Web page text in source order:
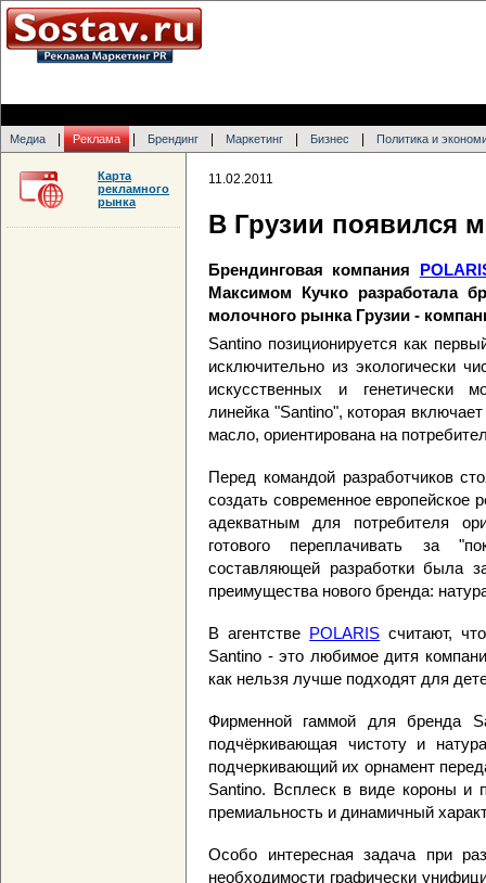
Медиа Реклама Брендинг Маркетинг Бизнес Политика и
11.02.2011
В Грузии появился
Брендинговая компания
Максимом Кучко разработала
молочного рынка Грузии -
Santino позиционируется как
исключительно из экологически
искусственных и генетически
линейка "Santino", которая
масло, ориентирована на
Перед командой разработчиков
создать современное европейское
адекватным для потребителя
готового переплачивать за
составляющей разработки была
преимущества нового бренда:
В агентстве POLARIS считают,
Santino - это любимое дитя
как нельзя лучше подходят для
Фирменной гаммой для бренда
подчёркивающая чистоту и
подчеркивающий их орнамент
Santino. Всплеск в виде короны и
премиальность и динамичный
Особо интересная задача при
необходимости графически
Карта
рекламного
рынка